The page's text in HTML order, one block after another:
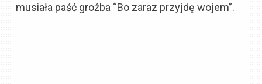
musiała paść groźba “Bo zaraz przyjdę wojem”.